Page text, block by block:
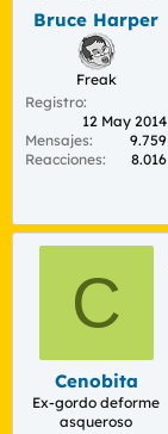
Bruce Harper
Freak
Registro
12 May 2014
Mensajes
9.759
Reacciones
8.016
C
Cenobita
Ex-gordo deforme
asqueroso